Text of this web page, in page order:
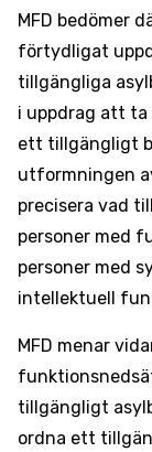
MFD bedömer
förtydligat
tillgängliga
i uppdrag att ta
ett tillgängligt
utformningen
precisera vad
personer med
personer med
intellektuell
MFD menar
tillgängligt
ordna ett